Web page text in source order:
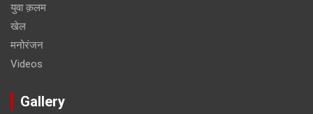
युवा क़लम
खेल
मनोरंजन
Videos
Gallery